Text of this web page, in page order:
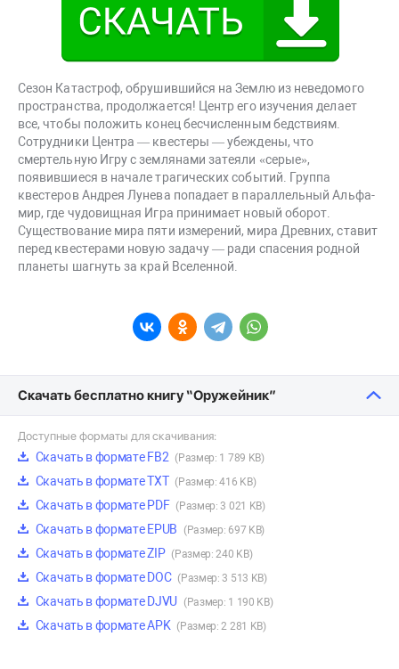
Сезон Катастроф, обрушившийся на Землю из неведомого
пространства, продолжается! Центр его изучения делает
все, чтобы положить конец бесчисленным бедствиям.
Сотрудники Центра — квестеры — убеждены, что
смертельную Игру с землянами затеяли «серые»,
появившиеся в начале трагических событий. Группа
квестеров Андрея Лунева попадает в параллельный Альфа-
мир, где чудовищная Игра принимает новый оборот.
Существование мира пяти измерений, мира Древних, ставит
перед квестерами новую задачу — ради спасения родной
планеты шагнуть за край Вселенной.
Скачать бесплатно книгу “Оружейник”
Доступные форматы для скачивания:
Скачать в формате FB2 (Размер: 1 789 KB)
Скачать в формате TXT (Размер: 416 KB)
Скачать в формате PDF (Размер: 3 021 KB)
Скачать в формате EPUB (Размер: 697 KB)
Скачать в формате ZIP (Размер: 240 KB)
Скачать в формате DOC (Размер: 3 513 KB)
Скачать в формате DJVU (Размер: 1 190 KB)
Скачать в формате APK (Размер: 2 281 KB)